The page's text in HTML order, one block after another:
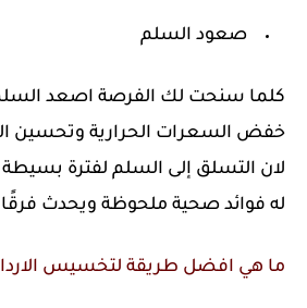
صعود السلم
كلما سنحت لك الفرصة اصعد
خفض السعرات الحرارية وتحسين
له فوائد صحية ملحوظة ويحدث فرقًا
ما هي افضل طريقة لتخسيس